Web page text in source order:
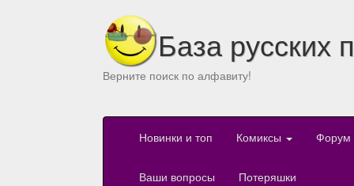
База русских
Верните поиск по алфавиту!
Новинки и топ Комиксы Форум
Ваши вопросы Потеряшки